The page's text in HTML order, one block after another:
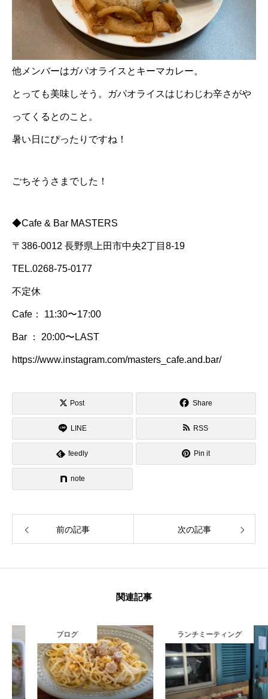
他メンバーはガパオライスとキーマカレー。
とっても美味しそう。ガパオライスはじわじわ辛さがや
ってくるとのこと。
暑い日にぴったりですね！
ごちそうさまでした！
◆Cafe & Bar MASTERS
〒386-0012 長野県上田市中央2丁目8-19
TEL.0268-75-0177
不定休
Cafe： 11:30〜17:00
Bar ： 20:00〜LAST
https://www.instagram.com/masters_cafe.and.bar/
Post Share
LINE RSS
feedly Pin it
note
前の記事 次の記事
関連記事
ランチミーティング